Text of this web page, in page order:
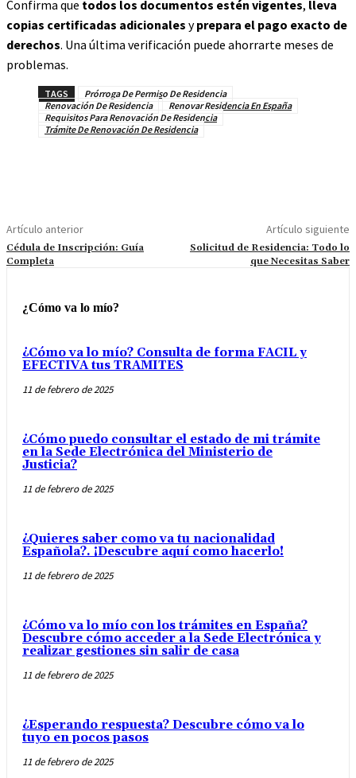
Confirma que todos los documentos estén vigentes, lleva
copias certificadas adicionales yprepara el pago exacto de
derechos. Una última verificación puede ahorrarte meses de
problemas.
TAGS
Prórroga De Permiso De Residencia
Renovación De Residencia
Renovar Residencia En España
Requisitos Para Renovación De Residencia
Trámite De Renovación De Residencia
Artículo anterior
Cédula de Inscripción: Guía
Completa
Artículo siguiente
Solicitud de Residencia: Todo lo
que Necesitas Saber
¿Cómo va lo mío?
¿Cómo va lo mío? Consulta de forma FACIL y
EFECTIVA tus TRAMITES
11 de febrero de 2025
¿Cómo puedo consultar el estado de mi trámite
en la Sede Electrónica del Ministerio de
Justicia?
11 de febrero de 2025
¿Quieres saber como va tu nacionalidad
Española?. ¡Descubre aquí como hacerlo!
11 de febrero de 2025
¿Cómo va lo mío con los trámites en España?
Descubre cómo acceder a la Sede Electrónica y
realizar gestiones sin salir de casa
11 de febrero de 2025
¿Esperando respuesta? Descubre cómo va lo
tuyo en pocos pasos
11 de febrero de 2025